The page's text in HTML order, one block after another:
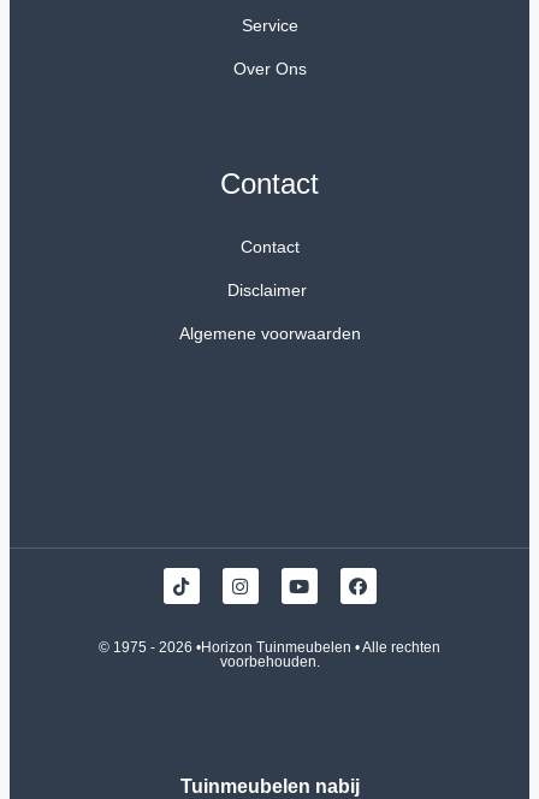
Service
Over Ons
Contact
Contact
Disclaimer
Algemene voorwaarden
© 1975 - 2026 •Horizon Tuinmeubelen • Alle rechten
voorbehouden.
Tuinmeubelen nabij